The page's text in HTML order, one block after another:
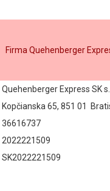
Firma Quehenberger
Quehenberger Express SK s.
Kopčianska 65, 851 01
36616737
2022221509
SK2022221509